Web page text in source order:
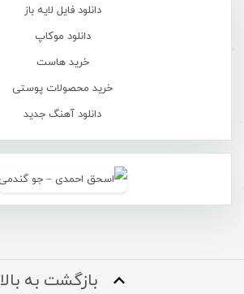
دانلود فایل لایه باز
دانلود موکاپ
خرید هاست
خرید محصولات پوستی
دانلود آهنگ جدید
بازگشت به بالا